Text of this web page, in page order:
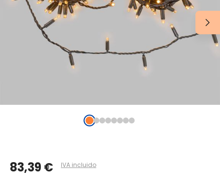
83,39 € IVA incluido